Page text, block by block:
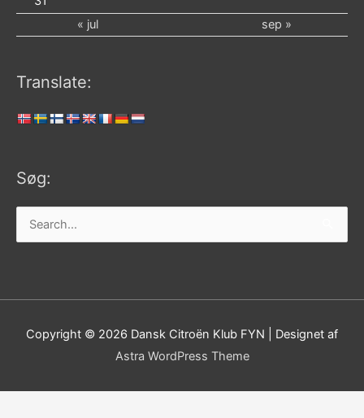
« jul
sep »
Translate:
Søg:
Søg
efter:
Copyright © 2026 Dansk Citroën Klub FYN | Designet af
Astra WordPress Theme